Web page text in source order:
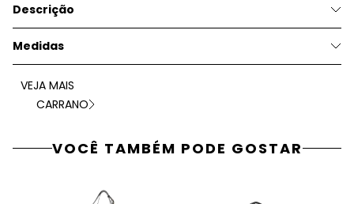
Descrição
Medidas
VEJA MAIS
CARRANO
VOCÊ TAMBÉM PODE GOSTAR